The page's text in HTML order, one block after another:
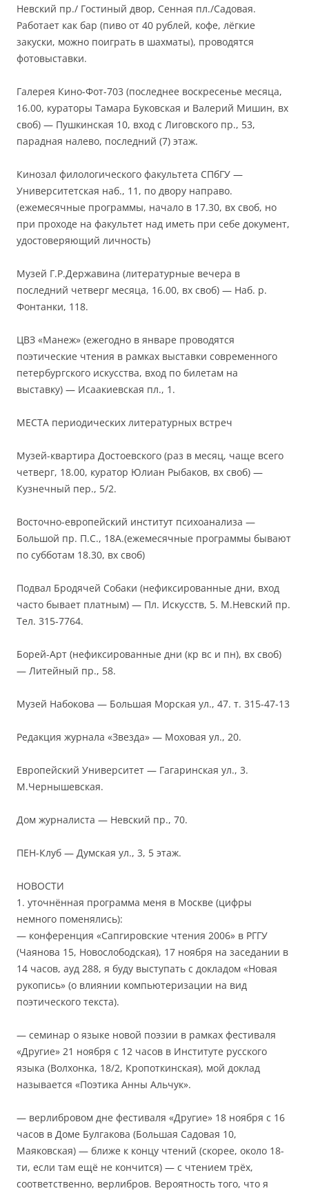
Невский пр./ Гостиный двор, Сенная пл./Садовая.
Работает как бар (пиво от 40 рублей, кофе, лёгкие
закуски, можно поиграть в шахматы), проводятся
фотовыставки.
Галерея Кино-Фот-703 (последнее воскресенье месяца,
16.00, кураторы Тамара Буковская и Валерий Мишин, вх
своб) — Пушкинская 10, вход с Лиговского пр., 53,
парадная налево, последний (7) этаж.
Кинозал филологического факультета СПбГУ —
Университетская наб., 11, по двору направо.
(ежемесячные программы, начало в 17.30, вх своб, но
при проходе на факультет над иметь при себе документ,
удостоверяющий личность)
Музей Г.Р.Державина (литературные вечера в
последний четверг месяца, 16.00, вх своб) — Наб. р.
Фонтанки, 118.
ЦВЗ «Манеж» (ежегодно в январе проводятся
поэтические чтения в рамках выставки современного
петербургского искусства, вход по билетам на
выставку) — Исаакиевская пл., 1.
МЕСТА периодических литературных встреч
Музей-квартира Достоевского (раз в месяц, чаще всего
четверг, 18.00, куратор Юлиан Рыбаков, вх своб) —
Кузнечный пер., 5/2.
Восточно-европейский институт психоанализа —
Большой пр. П.С., 18А.(ежемесячные программы бывают
по субботам 18.30, вх своб)
Подвал Бродячей Собаки (нефиксированные дни, вход
часто бывает платным) — Пл. Искусств, 5. М.Невский пр.
Тел. 315-7764.
Борей-Арт (нефиксированные дни (кр вс и пн), вх своб)
— Литейный пр., 58.
Музей Набокова — Большая Морская ул., 47. т. 315-47-13
Редакция журнала «Звезда» — Моховая ул., 20.
Европейский Университет — Гагаринская ул., 3.
М.Чернышевская.
Дом журналиста — Невский пр., 70.
ПЕН-Клуб — Думская ул., 3, 5 этаж.
НОВОСТИ
1. уточнённая программа меня в Москве (цифры
немного поменялись):
— конференция «Сапгировские чтения 2006» в РГГУ
(Чаянова 15, Новослободская), 17 ноября на заседании в
14 часов, ауд 288, я буду выступать с докладом «Новая
рукопись» (о влиянии компьютеризации на вид
поэтического текста).
— семинар о языке новой поэзии в рамках фестиваля
«Другие» 21 ноября с 12 часов в Институте русского
языка (Волхонка, 18/2, Кропоткинская), мой доклад
называется «Поэтика Анны Альчук».
— верлибровом дне фестиваля «Другие» 18 ноября с 16
часов в Доме Булгакова (Большая Садовая 10,
Маяковская) — ближе к концу чтений (скорее, около 18-
ти, если там ещё не кончится) — с чтением трёх,
соответственно, верлибров. Вероятность того, что я